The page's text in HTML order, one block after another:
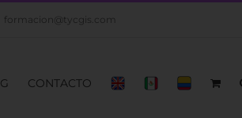
formacion@tycgis.com
CONTACTO